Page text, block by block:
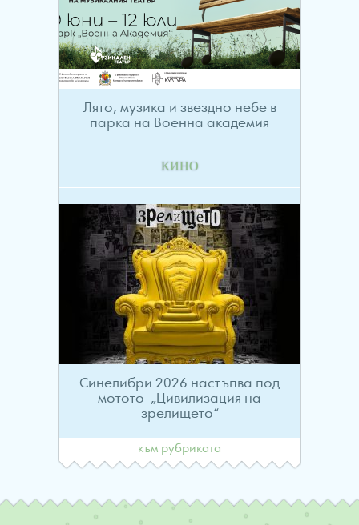
Лято, музика и звездно небе в
парка на Военна академия
КИНО
Синелибри 2026 настъпва под
мотото „Цивилизация на
зрелището“
към рубриката
Навигация